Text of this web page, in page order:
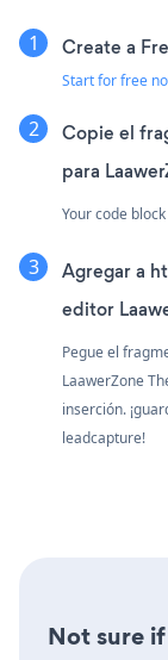
Create a
Start for free
Copie el
para
Your code
Agregar a
editor
Pegue el
LaawerZone
inserción.
leadcapture!
Not sure